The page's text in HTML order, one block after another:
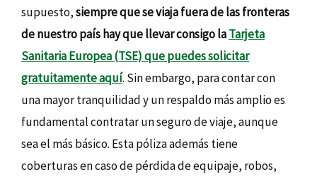
supuesto,siempre que se viaja fuera de las fronteras
de nuestro país hay que llevar consigo laTarjeta
Sanitaria Europea (TSE) que puedes solicitar
gratuitamente aquí. Sin embargo, para contar con
una mayor tranquilidad y un respaldo más amplio es
fundamental contratar un seguro de viaje, aunque
sea el más básico. Esta póliza además tiene
coberturas en caso de pérdida de equipaje, robos,